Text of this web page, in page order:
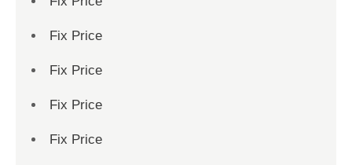
Fix Price
Fix Price
Fix Price
Fix Price